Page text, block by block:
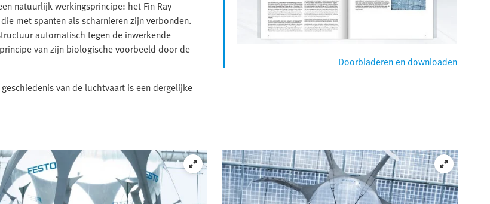
natuurlijk werkingsprincipe: het Fin Ray
met spanten als scharnieren zijn verbonden.
automatisch tegen de inwerkende
van zijn biologische voorbeeld door de
van de luchtvaart is een dergelijke
Doorbladeren en downloaden